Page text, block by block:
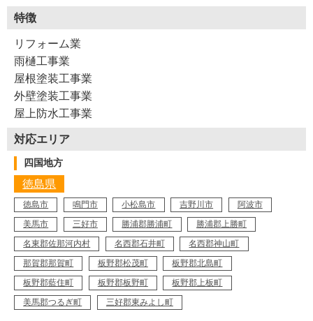
工事店番号
特徴
リフォーム業
雨樋工事業
屋根塗装工事業
外壁塗装工事業
屋上防水工事業
対応エリア
四国地方
徳島県
徳島市 鳴門市 小松島市 吉野川市
阿波市
美馬市
三好市 勝浦郡勝浦町
勝浦郡上勝町
名東郡佐那河内村
名西郡石井町
名西郡神山町
那賀郡那賀町
板野郡松茂町
板野郡北島町
板野郡藍住町
板野郡板野町
板野郡上板町
美馬郡つるぎ町
三好郡東みよし町